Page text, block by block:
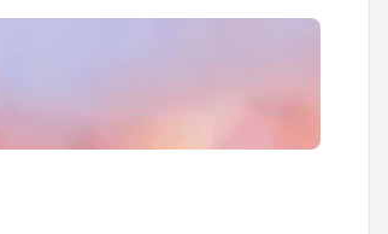
Moody’s изменило прогноз по рейтингам